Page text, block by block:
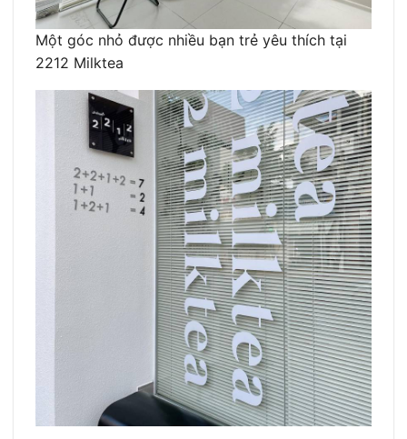
Một góc nhỏ được nhiều bạn trẻ yêu thích tại
2212 Milktea